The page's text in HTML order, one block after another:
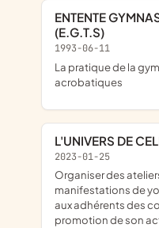
ENTENTE GYMNASTIQUE TRAMPOLINE SEYNOISE
(E.G.T.S)
1993-06-11
la pratique de la gymnastique, du trampoline et des sports
acrobatiques
L'UNIVERS DE
2023-01-25
organiser des ateliers, des retraites, des séjours et autres
manifestations de
aux adhérents des
promotion de son